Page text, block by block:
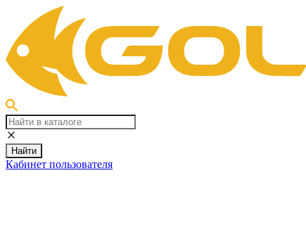
Найти
Кабинет пользователя